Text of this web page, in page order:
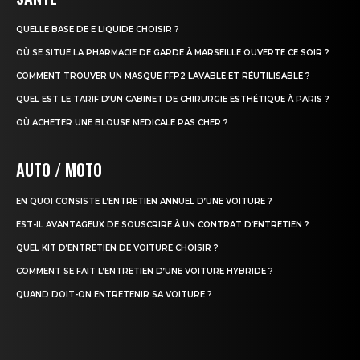
QUELLE BASE DE E LIQUIDE CHOISIR ?
OÙ SE SITUE LA PHARMACIE DE GARDE À MARSEILLE OUVERTE CE SOIR ?
COMMENT TROUVER UN MASQUE FFP2 LAVABLE ET RÉUTILISABLE ?
QUEL EST LE TARIF D’UN CABINET DE CHIRURGIE ESTHÉTIQUE À PARIS ?
OÙ ACHETER UNE BLOUSE MEDICALE PAS CHER ?
AUTO / MOTO
EN QUOI CONSISTE L’ENTRETIEN ANNUEL D’UNE VOITURE ?
EST-IL AVANTAGEUX DE SOUSCRIRE À UN CONTRAT D’ENTRETIEN ?
QUEL KIT D’ENTRETIEN DE VOITURE CHOISIR ?
COMMENT SE FAIT L’ENTRETIEN D’UNE VOITURE HYBRIDE ?
QUAND DOIT-ON ENTRETENIR SA VOITURE ?